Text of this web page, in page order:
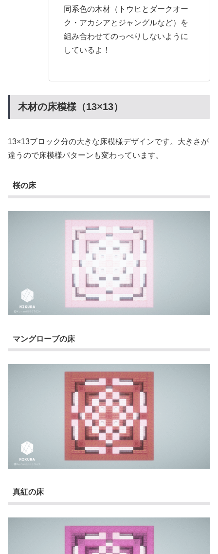
同系色の木材（トウヒとダークオー
ク・アカシアとジャングルなど）を
組み合わせてのっぺりしないように
しているよ！
木材の床模様（13×13）
13×13ブロック分の大きな床模様デザインです。大きさが
違うので床模様パターンも変わっています。
桜の床
マングローブの床
真紅の床